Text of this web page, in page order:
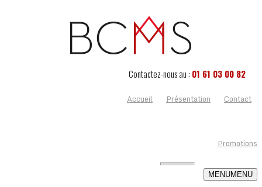
Contactez-nous au : 01 61 03 00 82
Accueil
Présentation Contact
Promotions
MENUMENU